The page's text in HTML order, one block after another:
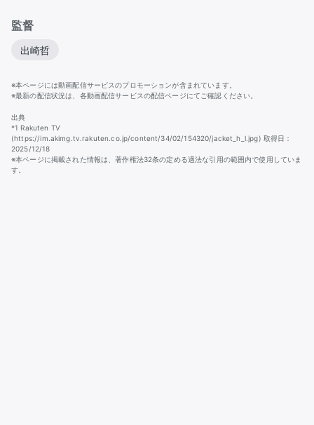
監督
出崎哲
※本ページには動画配信サービスのプロモーションが含まれています。
※最新の配信状況は、各動画配信サービスの配信ページにてご確認ください。
出典
*1 Rakuten TV
(https://im.akimg.tv.rakuten.co.jp/content/34/02/154320/jacket_h_l.jpg) 取得日：
2025/12/18
※本ページに掲載された情報は、著作権法32条の定める適法な引用の範囲内で使用していま
す。